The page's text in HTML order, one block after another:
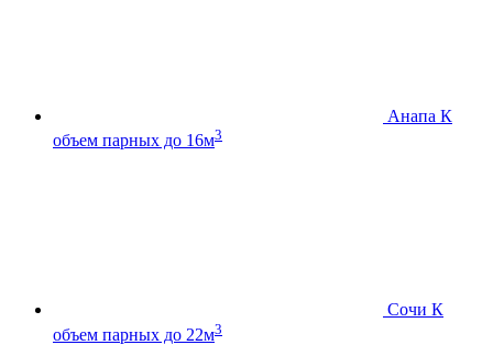
Анапа К
объем парных до 16м3
Сочи К
объем парных до 22м3